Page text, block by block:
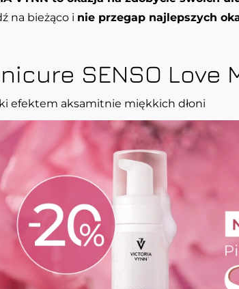
na bieżąco i nie przegap najlepszych
SENSO Love
efektem aksamitnie miękkich dłoni